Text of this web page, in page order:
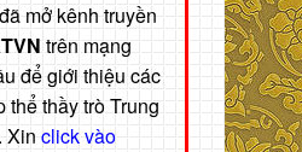
mở kênh truyền
trên mạng
để giới thiệu các
thể thầy trò Trung
Xin click vào